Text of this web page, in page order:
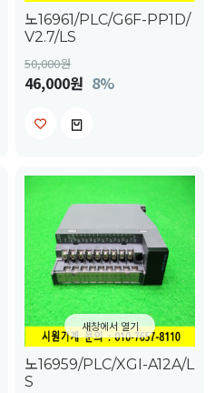
노16961/PLC/G6F-PP1D/
V2.7/LS
50,000원
46,000원 8%
새창에서 열기
노16959/PLC/XGI-A12A/L
S